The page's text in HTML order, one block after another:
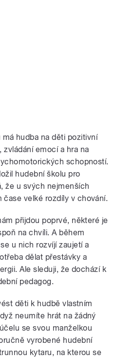
hudba na děti pozitivní
zvládání emocí a hra na
schopností.
hudební školu pro
že u svých nejmenších
velké rozdíly v chování.
přijdou poprvé, některé je
na chvíli. A během
u nich rozvíjí zaujetí a
dělat přestávky a
Ale sleduji, že dochází k
pedagog.
děti k hudbě vlastním
neumíte hrát na žádný
se svou manželkou
vyrobené hudební
kytaru, na kterou se